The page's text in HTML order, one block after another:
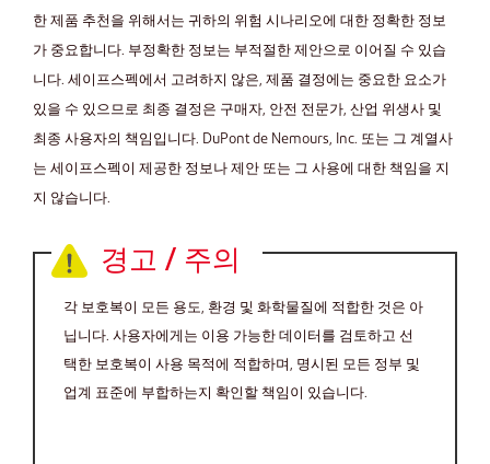
한 제품 추천을 위해서는 귀하의 위험 시나리오에 대한 정확한 정보
가 중요합니다. 부정확한 정보는 부적절한 제안으로 이어질 수 있습
니다. 세이프스펙에서 고려하지 않은, 제품 결정에는 중요한 요소가
있을 수 있으므로 최종 결정은 구매자, 안전 전문가, 산업 위생사 및
최종 사용자의 책임입니다. DuPont de Nemours, Inc. 또는 그 계열사
는 세이프스펙이 제공한 정보나 제안 또는 그 사용에 대한 책임을 지
지 않습니다.
경고 / 주의
각 보호복이 모든 용도, 환경 및 화학물질에 적합한 것은 아
닙니다. 사용자에게는 이용 가능한 데이터를 검토하고 선
택한 보호복이 사용 목적에 적합하며, 명시된 모든 정부 및
업계 표준에 부합하는지 확인할 책임이 있습니다.